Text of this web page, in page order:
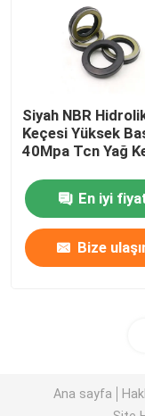
Siyah NBR
Keçesi Yüksek
40Mpa Tcn Yağ
En iyi
Bize
Ana sayfa